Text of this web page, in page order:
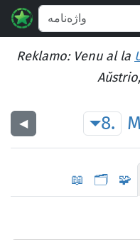
Reklamo: Venu al la
◀︎ 8.
📖 🗂️ 🧩